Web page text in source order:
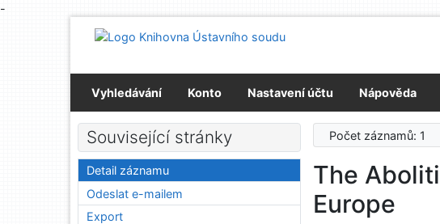
-
Přejít na menu
Vyhledávání Konto Nastavení účtu Nápověda
Počet záznamů: 1
The
Europe
Související stránky
Detail záznamu
Odeslat e-mailem
Export